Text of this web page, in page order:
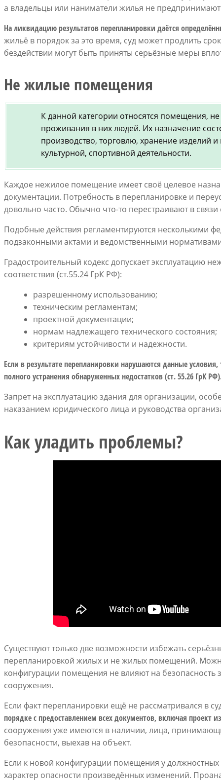
а владельцы или наниматели жилья не
На ликвидацию результатов перепланировки даётся
жильё в порядок за это время, суд может продлить
бездействии могут быть приняты серьёзные меры
Не жилые помещения
К данной категории относятся помещения,
проживания в них людей. Их назначение
производство, торговлю, хранение изделий
культурной, спортивной деятельности.
Каждое нежилое помещение имеет своё целевое
документации. Потребность в перепланировке и
довольно часто. Обычно что-то перестраивают в
Подобные действия регламентируются несколькими
подзаконными актами и ведомственными
Градостроительный кодекс допускает эксплуатацию
соответствия (ст.55.24 ГрК РФ):
разрешенному использованию;
техническим регламентам;
проектной документации;
нормам надлежащего технического состояния;
критериям устойчивости и надежности.
Если в результате перепланировки нарушаются данные
полного устранения обнаруженных недостатков (ст. 55.26 ГрК
Запрет на эксплуатацию здания для организации,
наказанием юридического лица и руководства
Как уладить проблемы?
Существуют только две возможности избежать
перепланировкой жилых и не жилых помещений.
конфигурации помещения не влияют на безопасность
сооружения.
Если факт перепланировки ещё не рассматривался в
порядке с предоставлением всех документов, включая проект
сооружения уже имеются в наличии, лица,
безопасности, выехав на объект.
Если к новой конфигурации помещения у должностных
характер опасности произведённых изменений.